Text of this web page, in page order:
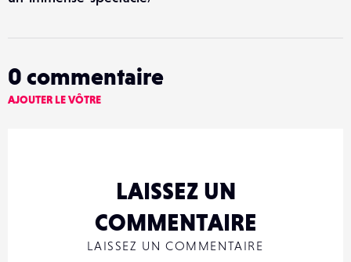
0 commentaire
AJOUTER LE VÔTRE
LAISSEZ UN
COMMENTAIRE
LAISSEZ UN COMMENTAIRE